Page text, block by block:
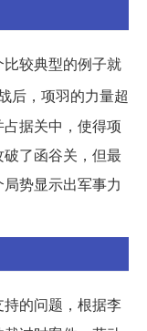
较典型的例子就
后，项羽的力量超
据关中，使得项
了函谷关，但最
势显示出军事力
的问题，根据李